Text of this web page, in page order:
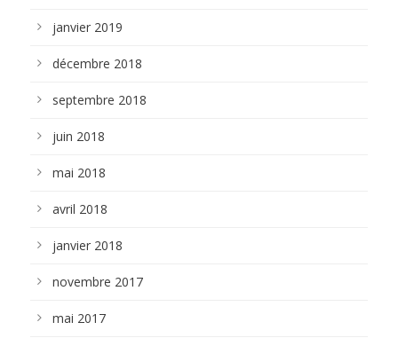
janvier 2019
décembre 2018
septembre 2018
juin 2018
mai 2018
avril 2018
janvier 2018
novembre 2017
mai 2017